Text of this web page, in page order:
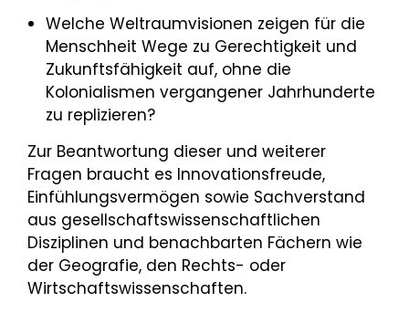
Welche Weltraumvisionen zeigen für die
Menschheit Wege zu Gerechtigkeit und
Zukunftsfähigkeit auf, ohne die
Kolonialismen vergangener Jahrhunderte
zu replizieren?
Zur Beantwortung dieser und weiterer
Fragen braucht es Innovationsfreude,
Einfühlungsvermögen sowie Sachverstand
aus gesellschaftswissenschaftlichen
Disziplinen und benachbarten Fächern wie
der Geografie, den Rechts- oder
Wirtschaftswissenschaften.